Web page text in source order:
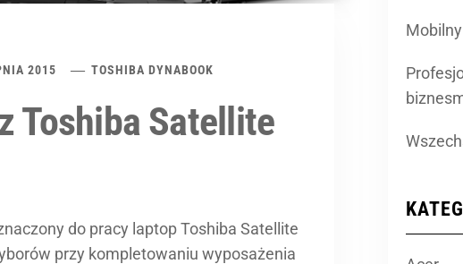
2015 TOSHIBA DYNABOOK
Toshiba Satellite
do pracy laptop Toshiba Satellite
przy kompletowaniu wyposażenia